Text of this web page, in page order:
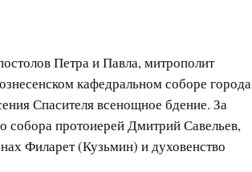
Петра и Павла, митрополит
кафедральном соборе города
Спасителя всенощное бдение. За
собора протоиерей Дмитрий Савельев,
Филарет (Кузьмин) и духовенство